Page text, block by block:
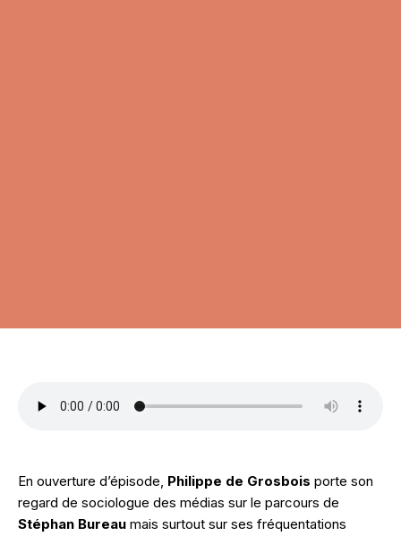
En ouverture d’épisode, Philippe de Grosbois porte son
regard de sociologue des médias sur le parcours de
Stéphan Bureau mais surtout sur ses fréquentations